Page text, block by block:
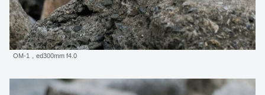
OM-1，ed300mm f4.0